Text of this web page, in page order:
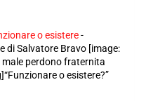
o esistere-
di Salvatore Bravo [image:
male perdono fraternita
o esistere?”